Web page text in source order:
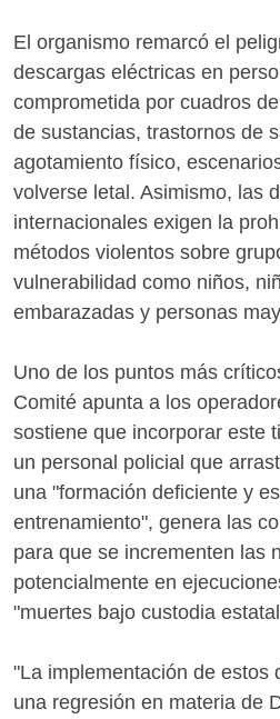
El organismo remarcó el
descargas eléctricas en
comprometida por cuadros
de sustancias, trastornos de
agotamiento físico,
volverse letal. Asimismo, las
internacionales exigen la
métodos violentos sobre
vulnerabilidad como niños,
embarazadas y personas
Uno de los puntos más
Comité apunta a los
sostiene que incorporar este
un personal policial que
una "formación deficiente y
entrenamiento", genera las
para que se incrementen las
potencialmente en
"muertes bajo custodia
"La implementación de estos
una regresión en materia de